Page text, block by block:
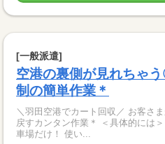
[一般派遣]
空港の裏側が見れちゃ
制の簡単作業＊
＼羽田空港でカート回収／ お客さ
戻すカンタン作業＊ ＜具体的には＞ 作業箇所は入場ゲート内外と駐
車場だけ！ 使い...